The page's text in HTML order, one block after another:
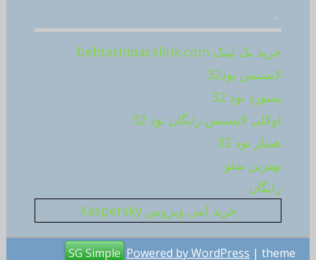
.
خرید بک لینک behtarinbacklink.com
لایسنس نود32
پسورد نود 32
اوکلی لایسنس رایگان نود 32
همیار نود 32
بهترین سئو
رایگان
خرید آنتی ویروس Kaspersky
Powered by WordPress | theme
SG Simple